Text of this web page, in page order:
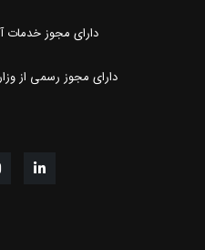
دارای مجوز خدمات
دارای مجوز رسمی از